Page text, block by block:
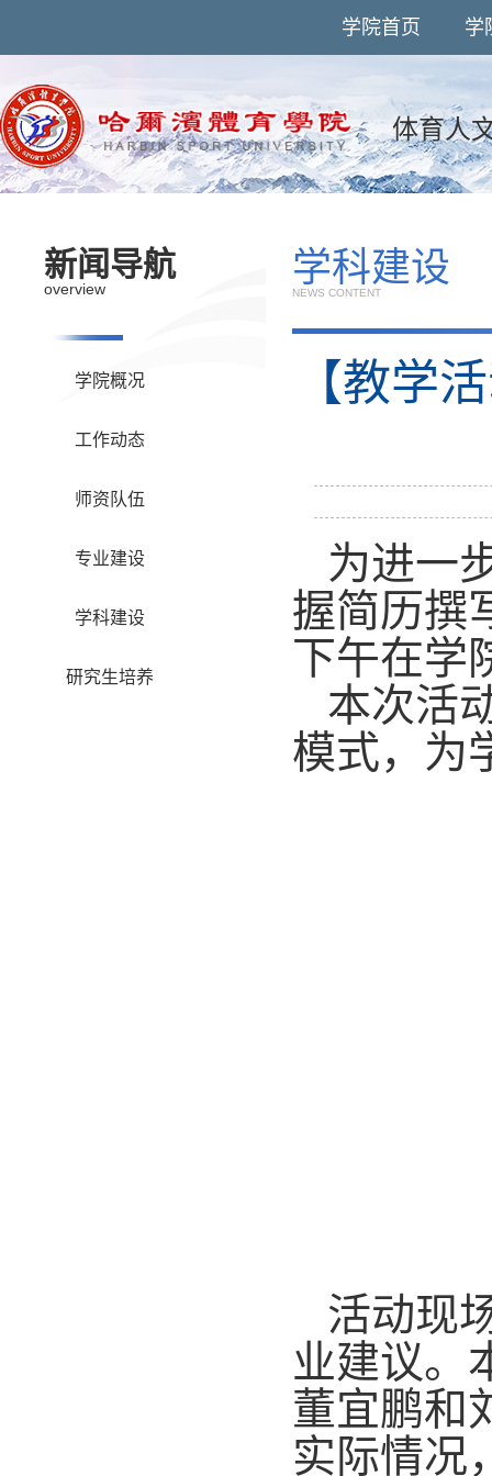
学院首页 学
体育人
新闻导航
overview
学院概况
工作动态
师资队伍
专业建设
学科建设
研究生培养
学科建设
NEWS CONTENT
【教学
为进一
握简历撰
下午在学
本次活
模式，为
活动现
业建议。
董宜鹏和
实际情况